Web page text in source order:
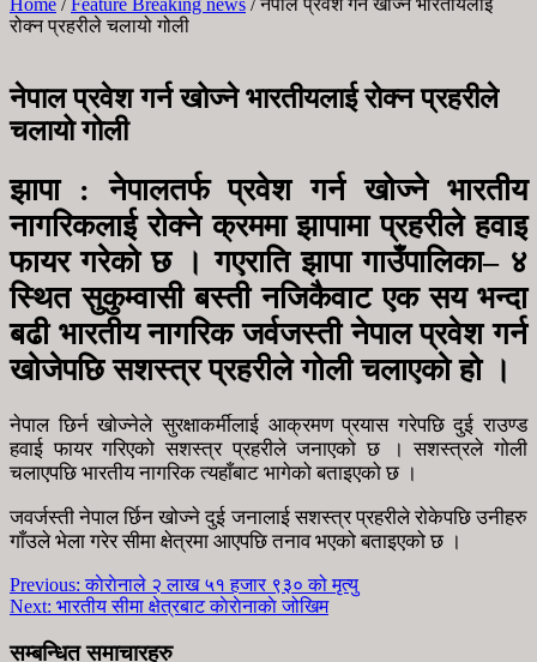
रोक्न प्रहरीले चलायो गोली
नेपाल प्रवेश गर्न खोज्ने भारतीयलाई रोक्न प्रहरीले
चलायो गोली
झापा : नेपालतर्फ प्रवेश गर्न खोज्ने भारतीय
नागरिकलाई रोक्ने क्रममा झापामा प्रहरीले हवाइ
फायर गरेको छ । गएराति झापा गाउँपालिका– ४
स्थित सुकुम्वासी बस्ती नजिकैवाट एक सय भन्दा
बढी भारतीय नागरिक जर्वजस्ती नेपाल प्रवेश गर्न
खोजेपछि सशस्त्र प्रहरीले गोली चलाएको हो ।
नेपाल छिर्न खोज्नेले सुरक्षाकर्मीलाई आक्रमण प्रयास गरेपछि दुई राउण्ड
हवाई फायर गरिएको सशस्त्र प्रहरीले जनाएको छ । सशस्त्रले गोली
चलाएपछि भारतीय नागरिक त्यहाँबाट भागेको बताइएको छ ।
जवर्जस्ती नेपाल र्छिन खोज्ने दुई जनालाई सशस्त्र प्रहरीले रोकेपछि उनीहरु
गाँउले भेला गरेर सीमा क्षेत्रमा आएपछि तनाव भएको बताइएको छ ।
Previous: काेराेनाले २ लाख ५१ हजार ९३० को मृत्यु
Next: भारतीय सीमा क्षेत्रबाट काेराेनाकाे जोखिम
सम्बन्धित समाचारहरु